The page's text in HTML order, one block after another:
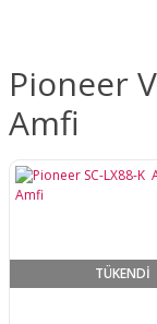
Pioneer
Amfi
TÜKENDİ